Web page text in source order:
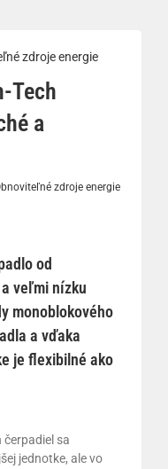
zdroje energie
Tech
a
zdroje energie
od
veľmi nízku
monoblokového
a vďaka
je flexibilné ako
čerpadiel sa
jednotke, ale vo